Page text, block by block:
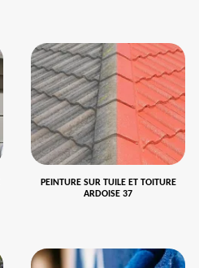
PEINTURE SUR TUILE ET TOITURE
ARDOISE 37